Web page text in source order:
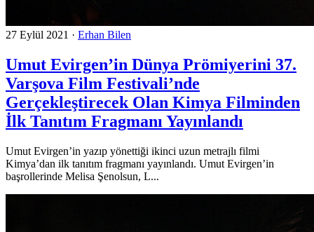
27 Eylül 2021 · Erhan Bilen
Umut Evirgen’in Dünya Prömiyerini 37.
Varşova Film Festivali’nde
Gerçekleştirecek Olan Kimya Filminden
İlk Tanıtım Fragmanı Yayınlandı
Umut Evirgen’in yazıp yönettiği ikinci uzun metrajlı filmi
Kimya’dan ilk tanıtım fragmanı yayınlandı. Umut Evirgen’in
başrollerinde Melisa Şenolsun, L...